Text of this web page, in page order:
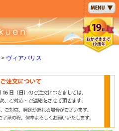
ヴィアパリス
ペー
ジト
ップ
へ